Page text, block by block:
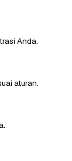
Anda.
aturan.